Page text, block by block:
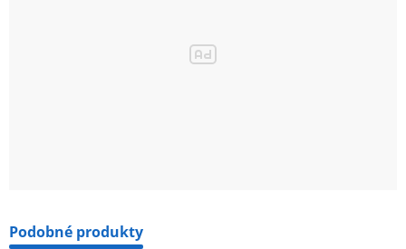
Podobné produkty